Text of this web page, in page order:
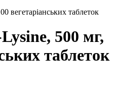
вегетаріанських таблеток
500 мг,
таблеток